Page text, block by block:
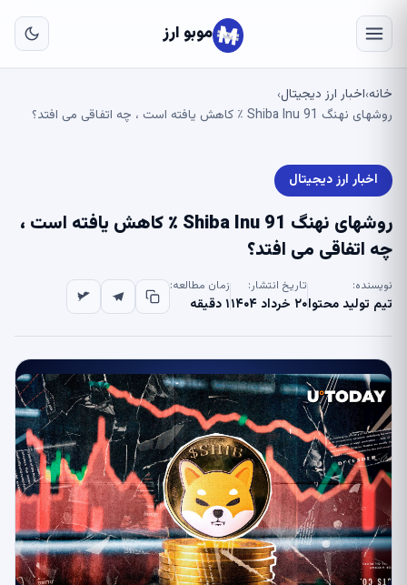
موبو ارز
خانه›اخبار ارز دیجیتال›
روشهای نهنگ Shiba Inu 91 ٪ کاهش یافته است ، چه اتفاقی می افتد؟
اخبار ارز دیجیتال
روشهای نهنگ Shiba Inu 91 ٪ کاهش یافته است ،
چه اتفاقی می افتد؟
نویسنده:
تیم تولید محتوا
تاریخ انتشار:
۲۰ خرداد ۱۴۰۴
زمان مطالعه:
۱ دقیقه